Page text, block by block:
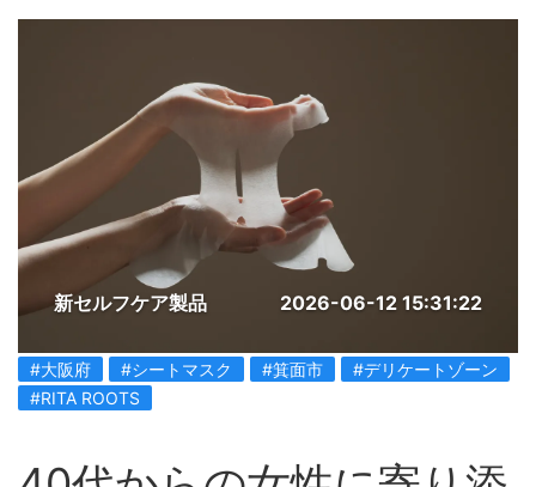
新セルフケア製品 2026-06-12 15:31:22
#大阪府 #シートマスク #箕面市
#デリケートゾーン
#RITA ROOTS